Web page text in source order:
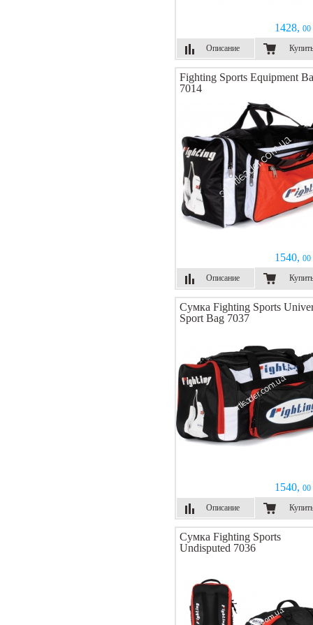
1428, 00
Описание
Купить
Fighting Sports Equipment
7014
1540, 00
Описание
Купить
Сумка Fighting Sports
Sport Bag 7037
1540, 00
Описание
Купить
Сумка Fighting Sports
Undisputed 7036